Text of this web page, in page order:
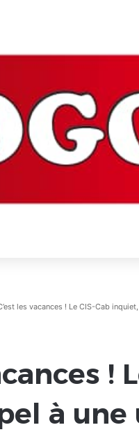
les vacances ! Le CIS-Cab
!
à